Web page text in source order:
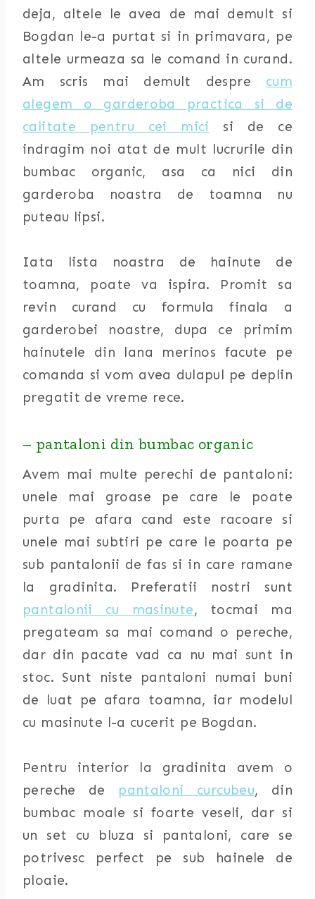
deja, altele le avea de mai demult si
Bogdan le-a purtat si in primavara, pe
altele urmeaza sa le comand in curand.
Am scris mai demult despre cum
alegem o garderoba practica si de
calitate pentru cei mici si de ce
indragim noi atat de mult lucrurile din
bumbac organic, asa ca nici din
garderoba noastra de toamna nu
puteau lipsi.
Iata lista noastra de hainute de
toamna, poate va ispira. Promit sa
revin curand cu formula finala a
garderobei noastre, dupa ce primim
hainutele din lana merinos facute pe
comanda si vom avea dulapul pe deplin
pregatit de vreme rece.
– pantaloni din bumbac organic
Avem mai multe perechi de pantaloni:
unele mai groase pe care le poate
purta pe afara cand este racoare si
unele mai subtiri pe care le poarta pe
sub pantalonii de fas si in care ramane
la gradinita. Preferatii nostri sunt
pantalonii cu masinute, tocmai ma
pregateam sa mai comand o pereche,
dar din pacate vad ca nu mai sunt in
stoc. Sunt niste pantaloni numai buni
de luat pe afara toamna, iar modelul
cu masinute l-a cucerit pe Bogdan.
Pentru interior la gradinita avem o
pereche de pantaloni curcubeu, din
bumbac moale si foarte veseli, dar si
un set cu bluza si pantaloni, care se
potrivesc perfect pe sub hainele de
ploaie.